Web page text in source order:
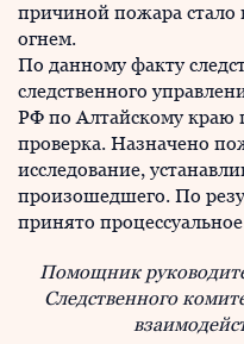
причиной пожара стало
огнем.
По данному факту
следственного
РФ по Алтайскому краю
проверка. Назначено
исследование,
произошедшего. По
принято
Помощник
Следственного